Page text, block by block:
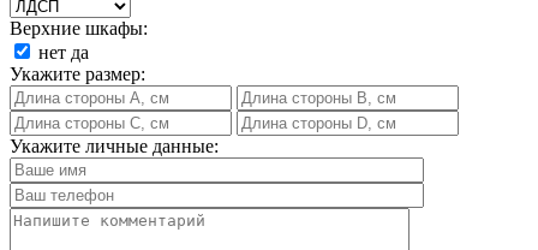
Верхние шкафы:
нет да
Укажите размер:
Укажите личные данные: